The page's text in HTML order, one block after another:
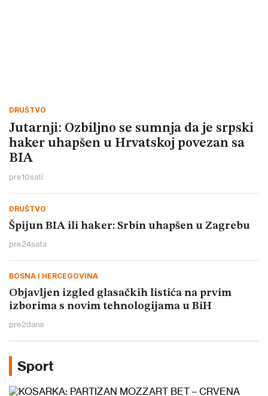
DRUŠTVO
Jutarnji: Ozbiljno se sumnja da je srpski
haker uhapšen u Hrvatskoj povezan sa
BIA
pre10sati
DRUŠTVO
Špijun BIA ili haker: Srbin uhapšen u Zagrebu
pre24sata
BOSNA I HERCEGOVINA
Objavljen izgled glasačkih listića na prvim
izborima s novim tehnologijama u BiH
pre2dana
Sport